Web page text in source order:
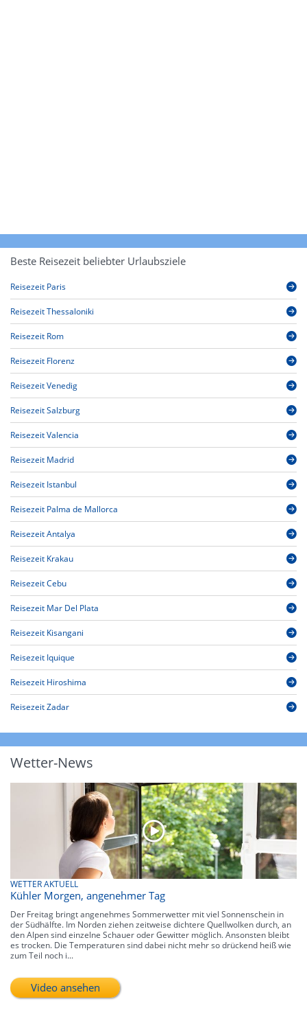
Beste Reisezeit beliebter Urlaubsziele
Reisezeit Paris
Reisezeit Thessaloniki
Reisezeit Rom
Reisezeit Florenz
Reisezeit Venedig
Reisezeit Salzburg
Reisezeit Valencia
Reisezeit Madrid
Reisezeit Istanbul
Reisezeit Palma de Mallorca
Reisezeit Antalya
Reisezeit Krakau
Reisezeit Cebu
Reisezeit Mar Del Plata
Reisezeit Kisangani
Reisezeit Iquique
Reisezeit Hiroshima
Reisezeit Zadar
Wetter-News
WETTER AKTUELL
Kühler Morgen, angenehmer Tag
Der Freitag bringt angenehmes Sommerwetter mit viel Sonnenschein in
der Südhälfte. Im Norden ziehen zeitweise dichtere Quellwolken durch, an
den Alpen sind einzelne Schauer oder Gewitter möglich. Ansonsten bleibt
es trocken. Die Temperaturen sind dabei nicht mehr so drückend heiß wie
zum Teil noch i...
Video ansehen